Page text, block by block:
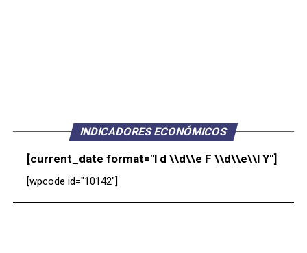
INDICADORES ECONÓMICOS
[current_date format="l d \\d\\e F \\d\\e\\l Y"]
[wpcode id="10142"]